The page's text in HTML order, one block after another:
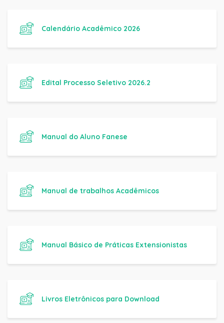
Calendário Acadêmico 2026
Edital Processo Seletivo 2026.2
Manual do Aluno Fanese
Manual de trabalhos Acadêmicos
Manual Básico de Práticas Extensionistas
Livros Eletrônicos para Download